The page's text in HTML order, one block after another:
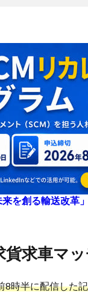
を創る輸送改革
貨求車マ
時半に配信した